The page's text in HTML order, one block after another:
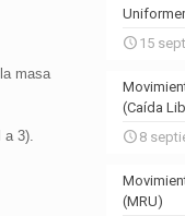
masa
a 3).
15
(Caída
8
(MRU)